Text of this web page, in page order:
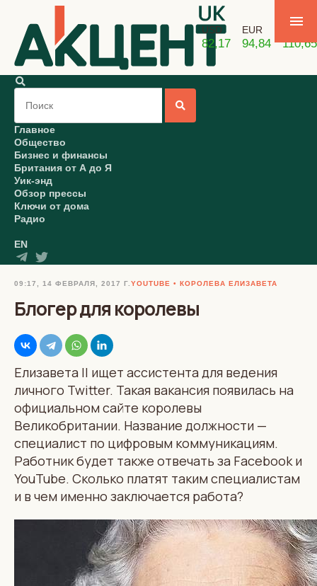
USD
82,17
EUR
94,84 110,65
Главное
Общество
Бизнес и финансы
Британия от А до Я
Уик-энд
Обзор прессы
Ключи от дома
Радио
EN
09:17, 14 ФЕВРАЛЯ, 2017 Г. YOUTUBE КОРОЛЕВА ЕЛИЗАВЕТА
Блогер для королевы
Елизавета II ищет ассистента для ведения
личного Twitter. Такая вакансия появилась на
официальном сайте королевы
Великобритании. Название должности —
специалист по цифровым коммуникациям.
Работник будет также отвечать за Facebook и
YouTube. Сколько платят таким специалистам
и в чем именно заключается работа?